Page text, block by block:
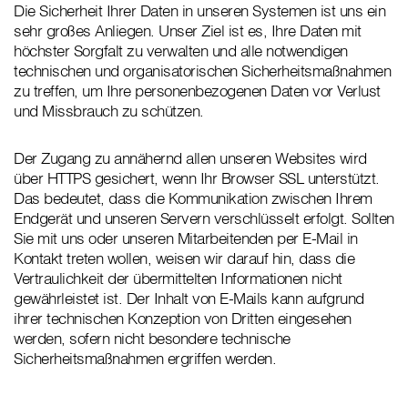
Die Sicherheit Ihrer Daten in unseren Systemen ist uns ein
sehr großes Anliegen. Unser Ziel ist es, Ihre Daten mit
höchster Sorgfalt zu verwalten und alle notwendigen
technischen und organisatorischen Sicherheitsmaßnahmen
zu treffen, um Ihre personenbezogenen Daten vor Verlust
und Missbrauch zu schützen.
Der Zugang zu annähernd allen unseren Websites wird
über HTTPS gesichert, wenn Ihr Browser SSL unterstützt.
Das bedeutet, dass die Kommunikation zwischen Ihrem
Endgerät und unseren Servern verschlüsselt erfolgt. Sollten
Sie mit uns oder unseren Mitarbeitenden per E-Mail in
Kontakt treten wollen, weisen wir darauf hin, dass die
Vertraulichkeit der übermittelten Informationen nicht
gewährleistet ist. Der Inhalt von E-Mails kann aufgrund
ihrer technischen Konzeption von Dritten eingesehen
werden, sofern nicht besondere technische
Sicherheitsmaßnahmen ergriffen werden.